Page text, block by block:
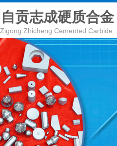
自贡志成硬质合金
Zigong Zhicheng Cemented Carbide